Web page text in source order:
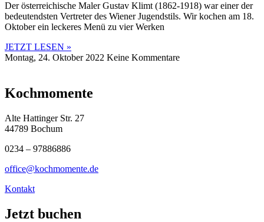
Der österreichische Maler Gustav Klimt (1862-1918) war einer der
bedeutendsten Vertreter des Wiener Jugendstils. Wir kochen am 18.
Oktober ein leckeres Menü zu vier Werken
JETZT LESEN »
Montag, 24. Oktober 2022 Keine Kommentare
Kochmomente
Alte Hattinger Str. 27
44789 Bochum
0234 – 97886886
office@kochmomente.de
Kontakt
Jetzt buchen